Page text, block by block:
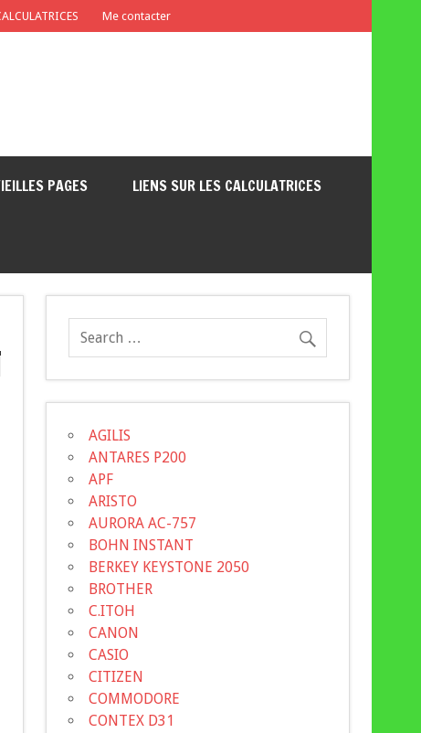
Me contacter
PAGES LIENS SUR LES CALCULATRICES
AGILIS
ANTARES P200
APF
ARISTO
AURORA AC-757
BOHN INSTANT
BERKEY KEYSTONE 2050
BROTHER
C.ITOH
CANON
CASIO
CITIZEN
COMMODORE
CONTEX D31